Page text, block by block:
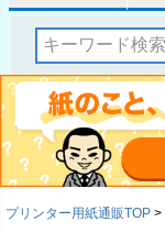
プリンター用紙通販TOP